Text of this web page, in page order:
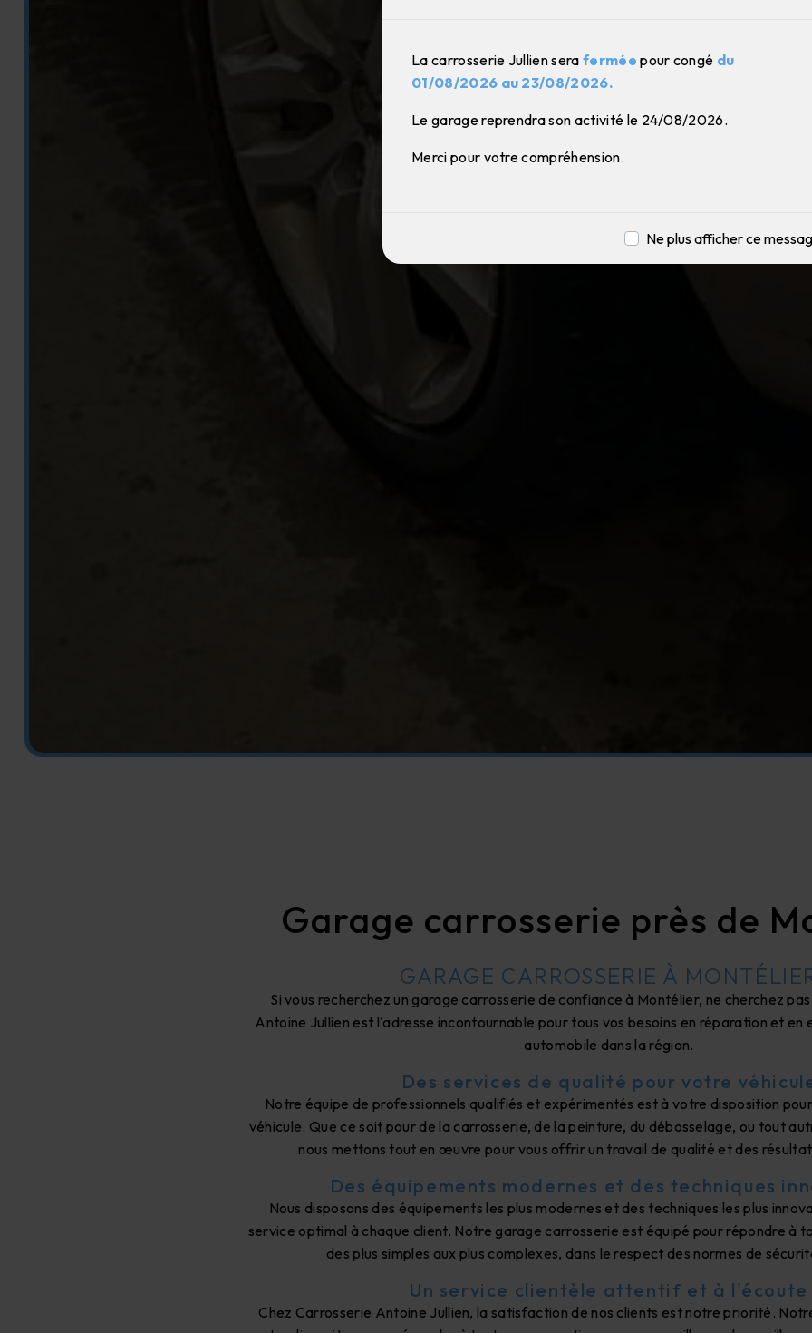
La carrosserie Jullien sera fermée pour congé du
01/08/2026 au 23/08/2026.
Le garage reprendra son activité le 24/08/2026.
Merci pour votre compréhension.
Ne plus afficher ce
Garage carrosserie près de
GARAGE CARROSSERIE À
Si vous recherchez un garage carrosserie de confiance à Montélier, ne cherchez
Antoine Jullien est l'adresse incontournable pour tous vos besoins en réparation et
automobile dans la région.
Des services de qualité pour votre
Notre équipe de professionnels qualifiés et expérimentés est à votre disposition
véhicule. Que ce soit pour de la carrosserie, de la peinture, du débosselage, ou tout
nous mettons tout en œuvre pour vous offrir un travail de qualité et des
Des équipements modernes et des techniques
Nous disposons des équipements les plus modernes et des techniques les plus
service optimal à chaque client. Notre garage carrosserie est équipé pour répondre à
des plus simples aux plus complexes, dans le respect des normes de
Un service clientèle attentif et à l'écoute
Chez Carrosserie Antoine Jullien, la satisfaction de nos clients est notre priorité.